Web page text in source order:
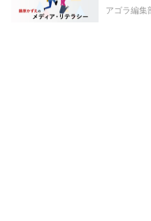
アゴラ編集